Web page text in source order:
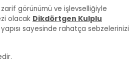
zarif görünümü ve işlevselliğiyle
olacak Dikdörtgen Kulplu
sayesinde rahatça sebzelerinizi